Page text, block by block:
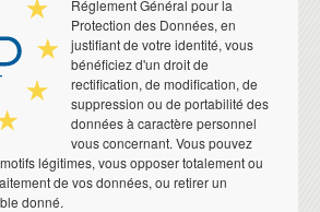
Réglement Général pour la
Protection des Données, en
justifiant de votre identité, vous
bénéficiez d'un droit de
rectification, de modification, de
suppression ou de portabilité des
données à caractère personnel
vous concernant. Vous pouvez
légitimes, vous opposer totalement ou
de vos données, ou retirer un
donné.